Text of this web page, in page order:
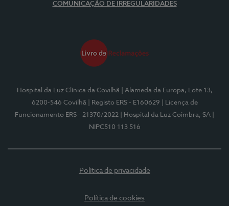
COMUNICAÇÃO DE IRREGULARIDADES
Hospital da Luz Clínica da Covilhã
| Alameda da Europa, Lote 13,
6200-546 Covilhã
| Registo ERS - E160629
| Licença de
Funcionamento ERS - 21370/2022
| Hospital da Luz Coimbra, SA
NIPC510 113 516
Política de privacidade
Política de cookies